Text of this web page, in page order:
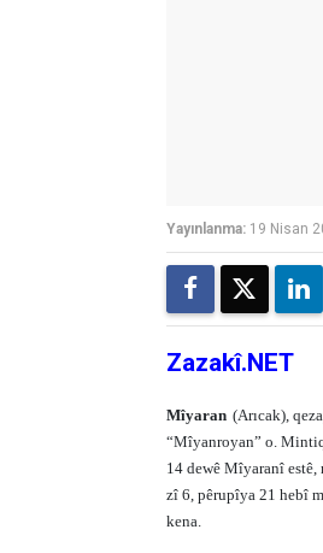
Yayınlanma: 19 Nisan
Zazakî.NET
Mîyaran (Arıcak),
“Mîyanroyan” o.
14 dewê Mîyaranî
zî 6, pêrupîya 21 hebî
kena.